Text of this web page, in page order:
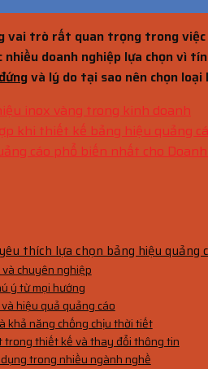
vai trò rất quan trọng trong việc
nhiều doanh nghiệp lựa chọn
và lý do tại sao nên chọn loại
inox vàng trong kinh doanh
khi thiết kế bảng hiệu quảng
cáo phổ biến nhất cho
thích lựa chọn bảng hiệu quảng
chuyên nghiệp
ý từ mọi hướng
hiệu quả quảng cáo
khả năng chống chịu thời tiết
trong thiết kế và thay đổi thông tin
trong nhiều ngành nghề